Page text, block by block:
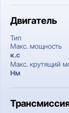
Двигатель
Тип
Макс. мощность
к.c
Макс. крутящий
Нм